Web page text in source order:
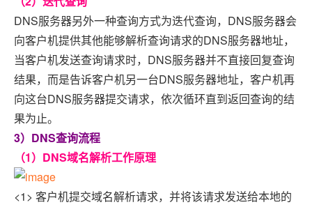
DNS服务器另外一种查询方式为迭代查询，DNS服务器会
向客户机提供其他能够解析查询请求的DNS服务器地址，
当客户机发送查询请求时，DNS服务器并不直接回复查询
结果，而是告诉客户机另一台DNS服务器地址，客户机再
向这台DNS服务器提交请求，依次循环直到返回查询的结
果为止。
3）DNS查询流程
（1）DNS域名解析工作原理
<1> 客户机提交域名解析请求，并将该请求发送给本地的